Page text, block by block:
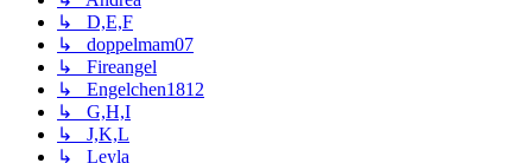
↳ D,E,F
↳ doppelmam07
↳ Fireangel
↳ Engelchen1812
↳ G,H,I
↳ J,K,L
↳ Leyla